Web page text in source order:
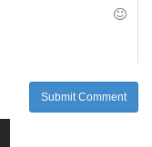
Submit Comment